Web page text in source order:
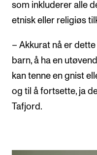
som inkluderer alle
etnisk eller religiøs
– Akkurat nå er
barn, å ha en
kan tenne en gnist
og til å fortsette, ja
Tafjord.